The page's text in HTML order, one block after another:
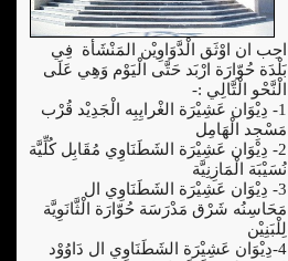
احِب ان اوْثَق الْدَّوَاوِيْن المَنْشَأة فِي
بَلْدَة حُوّارَة ارْبَد حَتَّى الْيَوْم وَهِي عَلَى
الْنَّحْو الْتَّالِي :-
1- دِيْوَان عَشِيْرَة الغْرايِبِه الْجَدِيْد قُرْب
مَسْجِد الْهَامِل
2- دِيْوَان عَشِيْرَة الشَطَنَاوِي مُقَابِل كُلِّيَّة
نُسَيْبَة الْمَازِنِيَّة
3- دِيْوَان عَشِيْرَة الشَطَنَاوِي ال
مَحَاسِنُه شَرْق مَدْرَسَة حُوّارَة الْثَّانَوِيَّة
لِلْبَنِيْن
4-دِيْوَان عَشِيْرَة الشَطَنَاوِي ال دَاوُوْد